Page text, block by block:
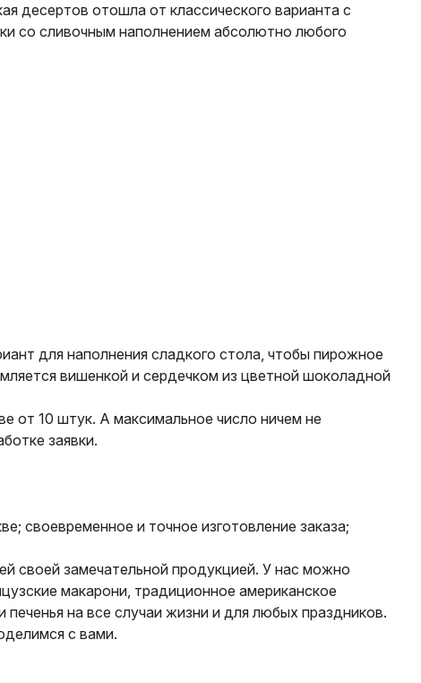
десертов отошла от классического варианта с
со сливочным наполнением абсолютно любого
для наполнения сладкого стола, чтобы пирожное
вишенкой и сердечком из цветной шоколадной
от 10 штук. А максимальное число ничем не
заявки.
своевременное и точное изготовление заказа;
своей замечательной продукцией. У нас можно
макарони, традиционное американское
на все случаи жизни и для любых праздников.
с вами.